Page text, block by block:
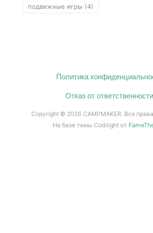
подвижные игры (4)
Политика
Отказ от ответственности
Copyright © 2026 CAMPMAKER. Все
На базе темы Codilight от